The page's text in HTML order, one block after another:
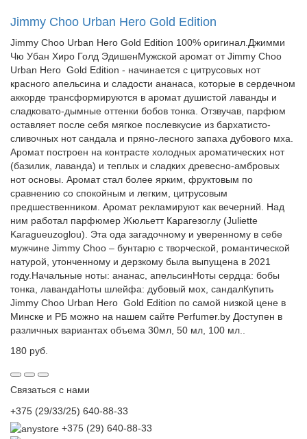
Jimmy Choo Urban Hero Gold Edition
Jimmy Choo Urban Hero Gold Edition 100% оригинал.Джимми
Чю Убан Хиро Голд ЭдишенМужской аромат от Jimmy Choo
Urban Hero Gold Edition - начинается с цитрусовых нот
красного апельсина и сладости ананаса, которые в сердечном
аккорде трансформируются в аромат душистой лаванды и
сладковато-дымные оттенки бобов тонка. Отзвучав, парфюм
оставляет после себя мягкое послевкусие из бархатисто-
сливочных нот сандала и пряно-лесного запаха дубового мха.
Аромат построен на контрасте холодных ароматических нот
(базилик, лаванда) и теплых и сладких древесно-амбровых
нот основы. Аромат стал более ярким, фруктовым по
сравнению со спокойным и легким, цитрусовым
предшественником. Аромат рекламируют как вечерний. Над
ним работал парфюмер Жюльетт Карагезоглу (Juliette
Karagueuzoglou). Эта ода загадочному и уверенному в себе
мужчине Jimmy Choo – бунтарю с творческой, романтической
натурой, утонченному и дерзкому была выпущена в 2021
году.Начальные ноты: ананас, апельсинНоты сердца: бобы
тонка, лавандаНоты шлейфа: дубовый мох, сандалКупить
Jimmy Choo Urban Hero Gold Edition по самой низкой цене в
Минске и РБ можно на нашем сайте Perfumer.by Доступен в
различных вариантах объема 30мл, 50 мл, 100 мл..
180 руб.
Связаться с нами
+375 (29/33/25) 640-88-33
+375 (29) 640-88-33